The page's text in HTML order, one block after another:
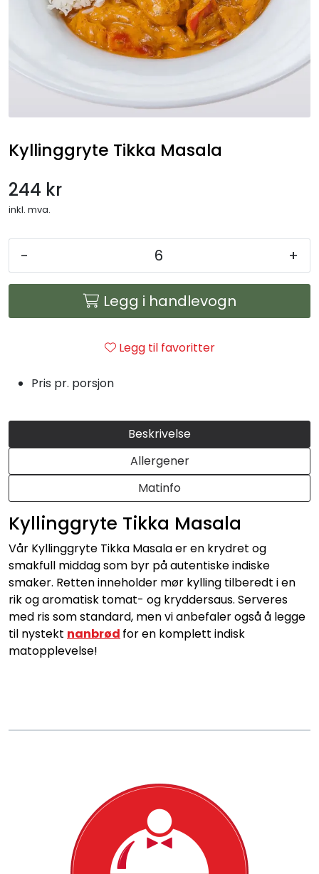
Kyllinggryte Tikka Masala
244 kr
inkl. mva.
- +
Legg i handlevogn
Legg til favoritter
Pris pr. porsjon
Beskrivelse
Allergener
Matinfo
Kyllinggryte Tikka Masala
Vår Kyllinggryte Tikka Masala er en krydret og
smakfull middag som byr på autentiske indiske
smaker. Retten inneholder mør kylling tilberedt i en
rik og aromatisk tomat- og kryddersaus. Serveres
med ris som standard, men vi anbefaler også å legge
til nystekt nanbrød for en komplett indisk
matopplevelse!
Gryteretter
Koldtbord
Selskapsmeny
Ferdigretter
Utleie
Konfirmasjon
Minnestund
Påsmurt
Konditori